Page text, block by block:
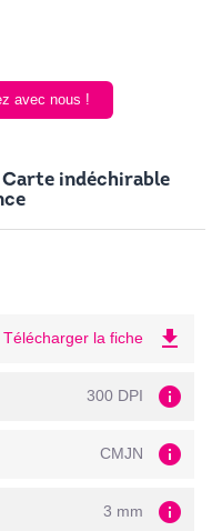
avec nous !
indéchirable
Télécharger la fiche file_download
300 DPI info
CMJN info
3 mm info